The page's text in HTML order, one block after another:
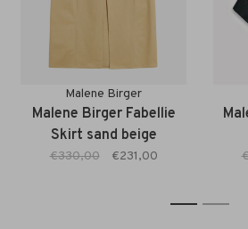
Malene Birger
Malene Birger Fabellie
Skirt sand beige
€330,00 €231,00
1 2